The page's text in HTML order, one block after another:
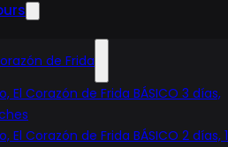
de Frida
El Corazón de Frida BÁSICO 3 días,
El Corazón de Frida BÁSICO 2 días, 1